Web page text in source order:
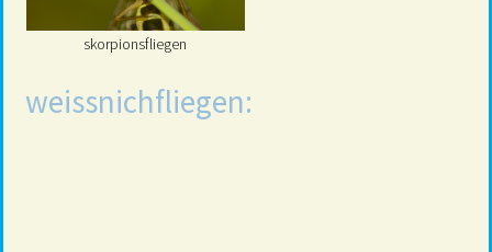
skorpionsfliegen
weissnichfliegen: